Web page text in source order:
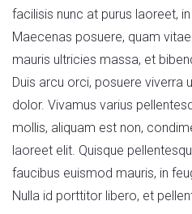
facilisis nunc at purus laoreet,
Maecenas posuere, quam
mauris ultricies massa, et
Duis arcu orci, posuere viverra
dolor. Vivamus varius
mollis, aliquam est non,
laoreet elit. Quisque
faucibus euismod mauris, in
Nulla id porttitor libero, et